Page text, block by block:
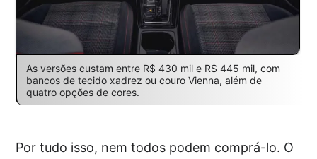
As versões custam entre R$ 430 mil e R$ 445 mil, com
bancos de tecido xadrez ou couro Vienna, além de
quatro opções de cores.
Por tudo isso, nem todos podem comprá-lo. O